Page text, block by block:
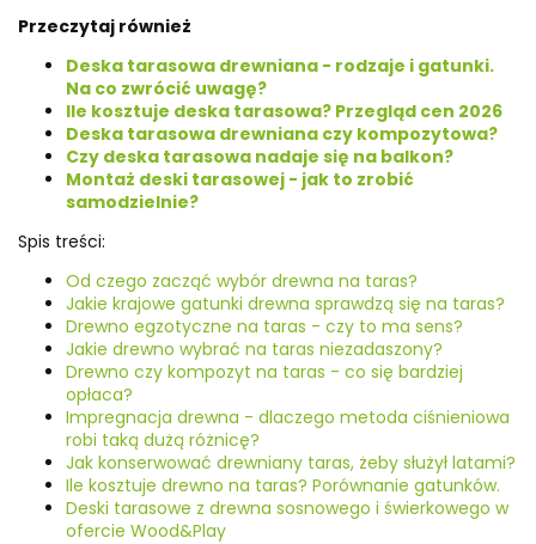
Przeczytaj również
Deska tarasowa drewniana - rodzaje i gatunki.
Na co zwrócić uwagę?
Ile kosztuje deska tarasowa? Przegląd cen 2026
Deska tarasowa drewniana czy kompozytowa?
Czy deska tarasowa nadaje się na balkon?
Montaż deski tarasowej - jak to zrobić
samodzielnie?
Spis treści:
Od czego zacząć wybór drewna na taras?
Jakie krajowe gatunki drewna sprawdzą się na taras?
Drewno egzotyczne na taras - czy to ma sens?
Jakie drewno wybrać na taras niezadaszony?
Drewno czy kompozyt na taras - co się bardziej
opłaca?
Impregnacja drewna - dlaczego metoda ciśnieniowa
robi taką dużą różnicę?
Jak konserwować drewniany taras, żeby służył latami?
Ile kosztuje drewno na taras? Porównanie gatunków.
Deski tarasowe z drewna sosnowego i świerkowego w
ofercie Wood&Play